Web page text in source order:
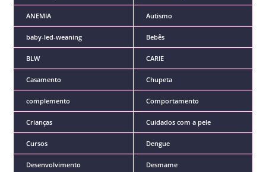
ANEMIA Autismo
baby-led-weaning Bebês
BLW CARIE
Casamento Chupeta
complemento Comportamento
Crianças Cuidados com a pele
Cursos Dengue
Desenvolvimento Desmame